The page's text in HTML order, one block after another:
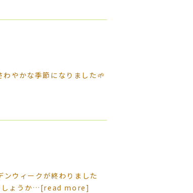
やかな季節になりました🌱
ウィークが終わりました
しょうか…[read more]